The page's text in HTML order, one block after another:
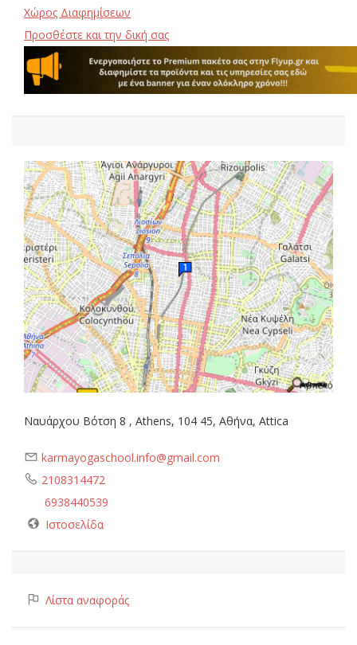
Χώρος Διαφημίσεων
Προσθέστε και την δική σας
Ναυάρχου Βότση 8 , Athens, 104 45, Αθήνα, Attica
karmayogaschool.info@gmail.com
2108314472
6938440539
Ιστοσελίδα
Λίστα αναφοράς